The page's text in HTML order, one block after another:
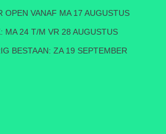
OPEN VANAF MA 17 AUGUSTUS
MA 24 T/M VR 28 AUGUSTUS
BESTAAN: ZA 19 SEPTEMBER